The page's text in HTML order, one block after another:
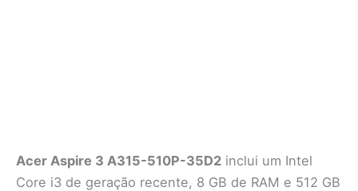
Acer Aspire 3 A315-510P-35D2 inclui um Intel
Core i3 de geração recente, 8 GB de RAM e 512 GB